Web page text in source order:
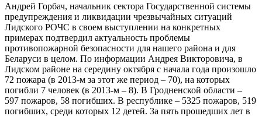
Андрей Горбач, начальник сектора Государственной системы
предупреждения и ликвидации чрезвычайных ситуаций
Лидского РОЧС в своем выступлении на конкретных
примерах подтвердил актуальность проблемы
противопожарной безопасности для нашего района и для
Беларуси в целом. По информации Андрея Викторовича, в
Лидском районе на середину октября с начала года произошло
72 пожара (в 2013-м за этот же период – 70), на которых
погибли 7 человек (в 2013-м – 8). В Гродненской области –
597 пожаров, 58 погибших. В республике – 5325 пожаров, 519
погибших, среди которых 12 детей. За пять прошедших лет в